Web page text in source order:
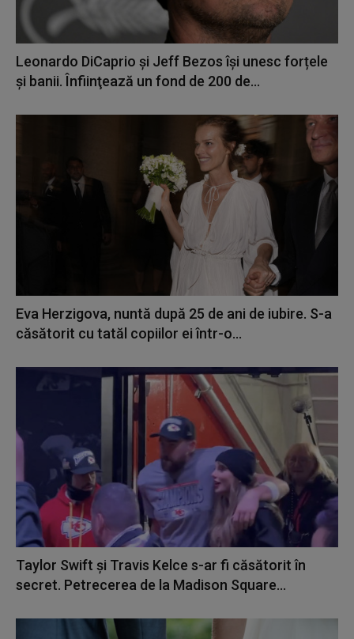
Leonardo DiCaprio şi Jeff Bezos își unesc forțele
și banii. Înfiinţează un fond de 200 de...
Eva Herzigova, nuntă după 25 de ani de iubire. S-a
căsătorit cu tatăl copiilor ei într-o...
Taylor Swift și Travis Kelce s-ar fi căsătorit în
secret. Petrecerea de la Madison Square...